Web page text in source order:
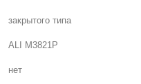
закрытого типа
ALI M3821P
нет